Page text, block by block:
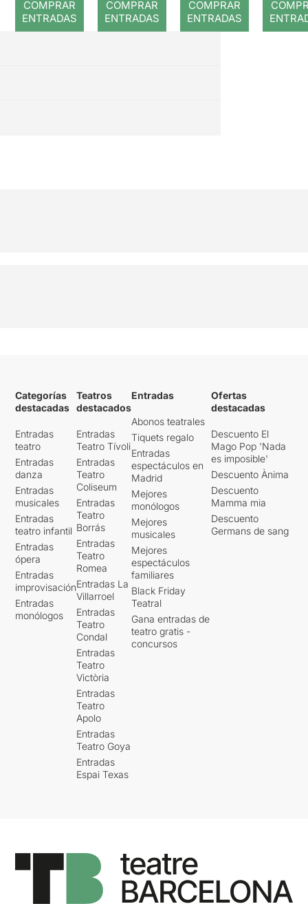
COMPRAR
ENTRADAS
COMPRAR
ENTRADAS
COMPRAR
ENTRADAS
Categorías
destacadas
Entradas
teatro
Entradas
danza
Entradas
musicales
Entradas
teatro infantil
Entradas
ópera
Entradas
improvisación
Entradas
monólogos
Teatros
destacados
Entradas
Teatro Tívoli
Entradas
Teatro
Coliseum
Entradas
Teatro
Borrás
Entradas
Teatro
Romea
Entradas La
Villarroel
Entradas
Teatro
Condal
Entradas
Teatro
Victòria
Entradas
Teatro
Apolo
Entradas
Teatro Goya
Entradas
Espai Texas
Entradas
Abonos teatrales
Tiquets regalo
Entradas
espectáculos en
Madrid
Mejores
monólogos
Mejores
musicales
Mejores
espectáculos
familiares
Black Friday
Teatral
Gana entradas de
teatro gratis -
concursos
Ofertas
destacadas
Descuento El
Mago Pop 'Nada
es imposible'
Descuento Ànima
Descuento
Mamma mia
Descuento
Germans de sang